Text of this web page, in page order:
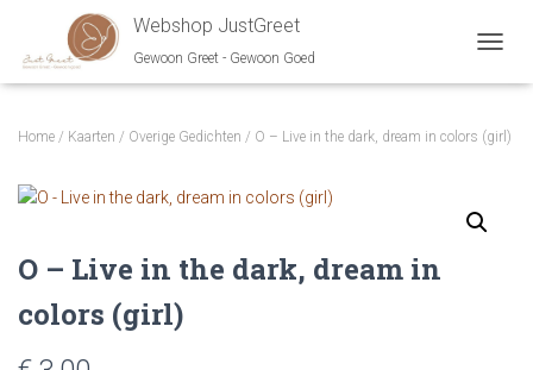
Webshop JustGreet
Gewoon Greet - Gewoon Goed
Home / Kaarten / Overige Gedichten / O – Live in the dark, dream in colors (girl)
O – Live in the dark, dream in
colors (girl)